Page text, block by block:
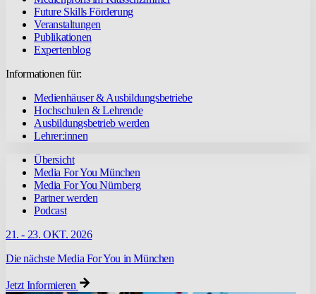
Future Skills Förderung
Veranstaltungen
Publikationen
Expertenblog
Informationen für:
Medienhäuser & Ausbildungsbetriebe
Hochschulen & Lehrende
Ausbildungsbetrieb werden
Lehrer:innen
Übersicht
Media For You München
Media For You Nürnberg
Partner werden
Podcast
21. - 23. OKT. 2026
Die nächste Media For You in München
Jetzt Informieren